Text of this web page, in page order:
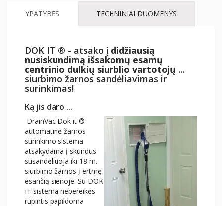
YPATYBĖS TECHNINIAI DUOMENYS
DOK IT ® - atsako į didžiausią
nusiskundimą išsakomų esamų
centrinio dulkių siurblio vartotojų ...
siurbimo žarnos sandėliavimas ir
surinkimas!
Ką jis daro ...
DrainVac Dok it ®
automatinė žarnos
surinkimo sistema
atsakydama į skundus
susandėliuoja iki 18 m.
siurbimo žarnos į ertmę
esančią sienoje. Su DOK
IT sistema nebereikės
rūpintis papildoma